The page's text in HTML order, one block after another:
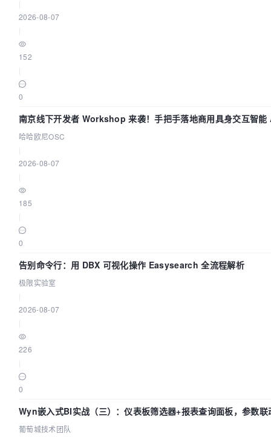
2026-08-07
152
0
南京线下开发者 Workshop 来袭！手把手落地商用具身交互智
用
哈哈欧尼OSC
2026-08-07
185
0
告别命令行：用 DBX 可视化操作 Easysearch 全流程解析
极限实验室
2026-08-07
226
0
Wyn嵌入式BI实战（三）：仪表板筛选器+报表查询面板，参数联
葡萄城技术团队